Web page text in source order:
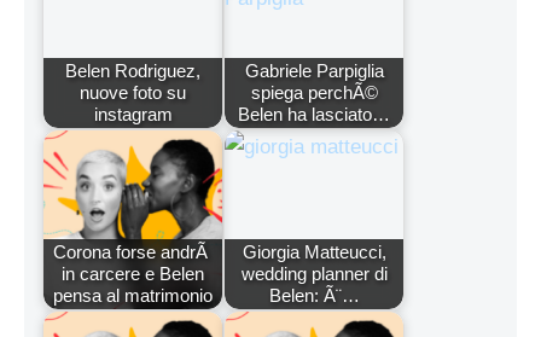
Belen Rodriguez,
nuove foto su
instagram
Gabriele Parpiglia
spiega perchÃ©
Belen ha lasciato…
Corona forse andrÃ
in carcere e Belen
pensa al matrimonio
Giorgia Matteucci,
wedding planner di
Belen: Ã¨…